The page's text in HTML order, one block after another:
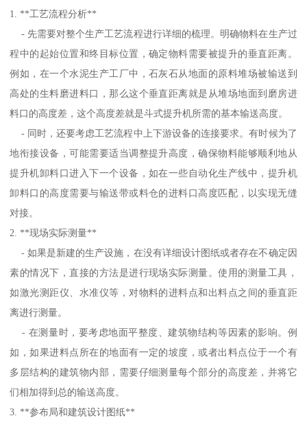
1. **工艺流程分析**
- 先需要对整个生产工艺流程进行详细的梳理。明确物料在生产过
程中的起始位置和终目标位置，确定物料需要被提升的垂直距离。
例如，在一个水泥生产工厂中，石灰石从地面的原料堆场被输送到
高处的生料磨进料口，那么这个垂直距离就是从堆场地面到磨房进
料口的高度差，这个高度差就是斗式提升机所需的基本输送高度。
- 同时，还要考虑工艺流程中上下游设备的连接要求。有时候为了
地衔接设备，可能需要适当调整提升高度，确保物料能够顺利地从
提升机卸料口进入下一个设备，如在一些自动化生产线中，提升机
卸料口的高度需要与输送带或料仓的进料口高度匹配，以实现无缝
对接。
2. **现场实际测量**
- 如果是新建的生产设施，在没有详细设计图纸或者存在不确定因
素的情况下，直接的方法是进行现场实际测量。使用的测量工具，
如激光测距仪、水准仪等，对物料的进料点和出料点之间的垂直距
离进行测量。
- 在测量时，要考虑地面平整度、建筑物结构等因素的影响。例
如，如果进料点所在的地面有一定的坡度，或者出料点位于一个有
多层结构的建筑物内部，需要仔细测量每个部分的高度差，并将它
们相加得到总的输送高度。
3. **参布局和建筑设计图纸**